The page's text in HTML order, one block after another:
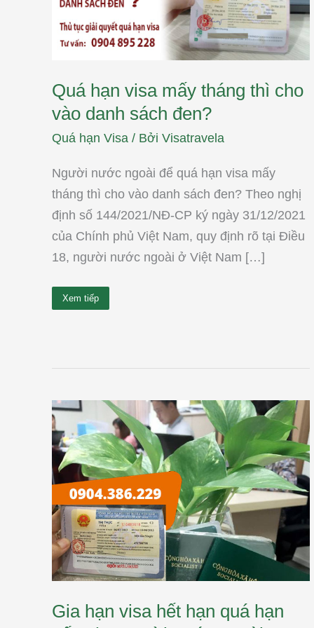
Quá hạn visa mấy tháng thì cho
vào danh sách đen?
Quá hạn Visa / Bởi Visatravela
Người nước ngoài để quá hạn visa mấy
tháng thì cho vào danh sách đen? Theo nghị
định số 144/2021/NĐ-CP ký ngày 31/12/2021
của Chính phủ Việt Nam, quy định rõ tại Điều
18, người nước ngoài ở Việt Nam […]
danh
đen?
Xem tiếp
Gia hạn visa hết hạn quá hạn
hạn
visa
hết
hạn
quá
hạn
gấp
người
nước
ngoài